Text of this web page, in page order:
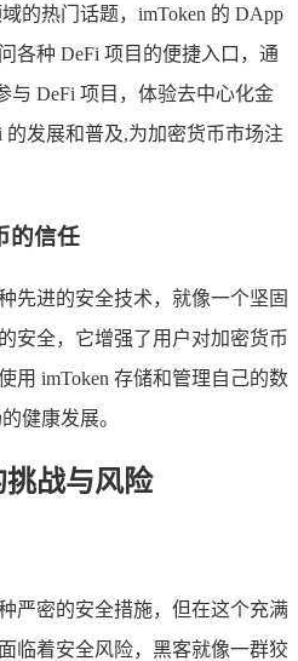
的热门话题，imToken 的 DApp
各种 DeFi 项目的便捷入口，通
与 DeFi 项目，体验去中心化金
发展和普及,为加密货币市场注
的信任
先进的安全技术，就像一个坚固
安全，它增强了用户对加密货币
用 imToken 存储和管理自己的数
健康发展。
战与风险
严密的安全措施，但在这个充满
临着安全风险，黑客就像一群狡